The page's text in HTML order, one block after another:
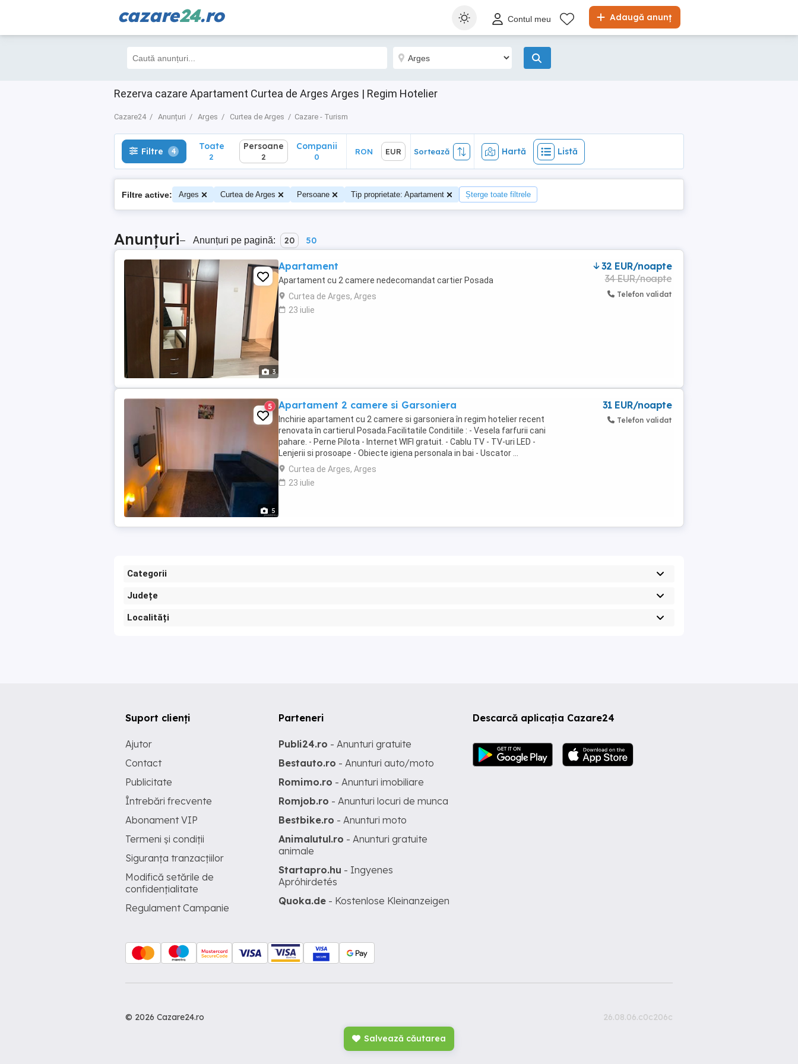
cazare24.ro Adaugă anunț
Contul meu
Rezerva cazare Apartament Curtea de Arges Arges | Regim Hotelier
Cazare24 Anunțuri Arges Curtea de Arges Cazare - Turism
Filtre 4 Toate
2
Hartă Listă
Filtre 4 Toate
2
Persoane
2
Companii
0
RON EUR Sortează Hartă Listă
Filtre active: Arges Curtea de Arges Persoane Tip proprietate: Apartament Șterge toate filtrele
Anunțuri– Anunțuri pe pagină: 20 50
3
Apartament
Apartament cu 2 camere nedecomandat cartier Posada
Curtea de Arges, Arges
23 iulie
32 EUR/noapte
34 EUR/noapte
Telefon validat
5
5 Apartament 2 camere si Garsoniera
Inchirie apartament cu 2 camere si garsoniera în regim hotelier recent
renovata în cartierul Posada.Facilitatile Conditiile : - Vesela farfurii cani
pahare. - Perne Pilota - Internet WIFI gratuit. - Cablu TV - TV-uri LED -
Lenjerii si prosoape - Obiecte igiena personala in bai - Uscator ...
Curtea de Arges, Arges
23 iulie
31 EUR/noapte
Telefon validat
Categorii
Județe
Localități
Salvează căutarea
Descarcă aplicația Cazare24
Suport clienți
Ajutor
Contact
Publicitate
Întrebări frecvente
Abonament VIP
Termeni și condiții
Siguranța tranzacțiilor
Modifică setările de
confidențialitate
Regulament Campanie
Parteneri
Publi24.ro - Anunturi gratuite
Bestauto.ro - Anunturi auto/moto
Romimo.ro - Anunturi imobiliare
Romjob.ro - Anunturi locuri de munca
Bestbike.ro - Anunturi moto
Animalutul.ro - Anunturi gratuite
animale
Startapro.hu - Ingyenes
Apróhirdetés
Quoka.de - Kostenlose Kleinanzeigen
© 2026 Cazare24.ro 26.08.06.c0c206c